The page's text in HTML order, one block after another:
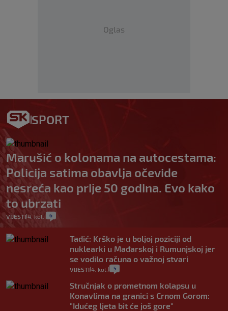
Oglas
SPORT
Marušić o kolonama na autocestama:
Policija satima obavlja očevide
nesreća kao prije 50 godina. Evo kako
to ubrzati
VIJESTI 4. kol. 6
Tadić: Krško je u boljoj poziciji od
nuklearki u Mađarskoj i Rumunjskoj jer
se vodilo računa o važnoj stvari
VIJESTI 4. kol. 5
Stručnjak o prometnom kolapsu u
Konavlima na granici s Crnom Gorom:
"Idućeg ljeta bit će još gore"